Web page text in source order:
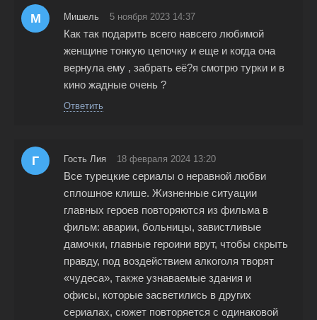
М Мишель 5 ноября 2023 14:37
Как так подарить всего навсего любимой
женщине тонкую цепочку и еще и когда она
вернула ему , забрать её?я смотрю турки и в
кино жадные очень ?
Ответить
Г Гость Лия 18 февраля 2024 13:20
Все турецкие сериалы о неравной любви
сплошное клише. Жизненные ситуации
главных героев повторяются из фильма в
фильм: аварии, больницы, завистливые
дамочки, главные героини врут, чтобы скрыть
правду, под воздействием алкоголя творят
«чудеса», также узнаваемые здания и
офисы, которые засветились в других
сериалах, сюжет повторяется с одинаковой